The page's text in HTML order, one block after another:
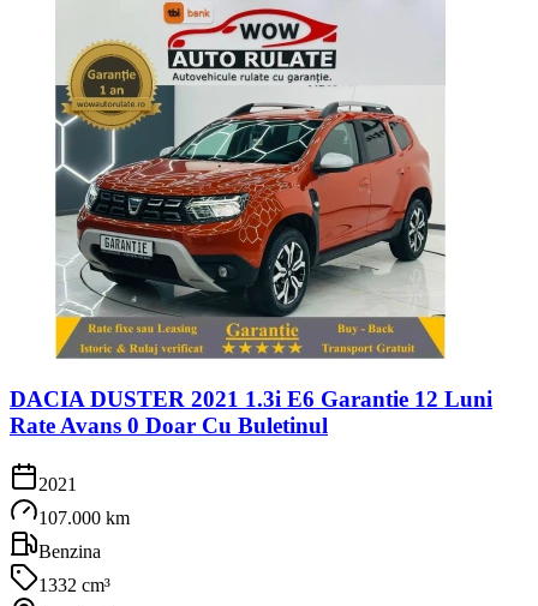
DACIA DUSTER 2021 1.3i E6 Garantie 12 Luni
Rate Avans 0 Doar Cu Buletinul
2021
107.000 km
Benzina
1332 cm³